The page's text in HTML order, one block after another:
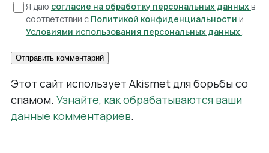
Я даю согласие на обработку персональных данных в
соответствии с Политикой конфиденциальности и
Условиями использования персональных данных .
Этот сайт использует Akismet для борьбы со
спамом. Узнайте, как обрабатываются ваши
данные комментариев.